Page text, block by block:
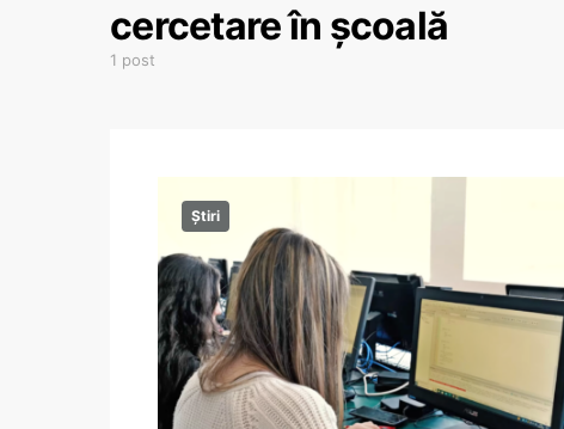
cercetare în școală
1 post
Știri